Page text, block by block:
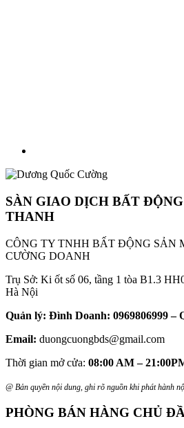
SÀN GIAO DỊCH BẤT
THANH
CÔNG TY TNHH BẤT ĐỘNG SẢN
CƯỜNG DOANH
Trụ Sở: Ki ốt số 06, tầng 1 tòa B1.3
Hà Nội
Quản lý: Đình Doanh: 0969806999 –
Email: duongcuongbds@gmail.com
Thời gian mở cửa: 08:00 AM –
@ Bản quyền nội dung, ghi rõ nguồn khi phát hành
PHÒNG BÁN HÀNG CHỦ